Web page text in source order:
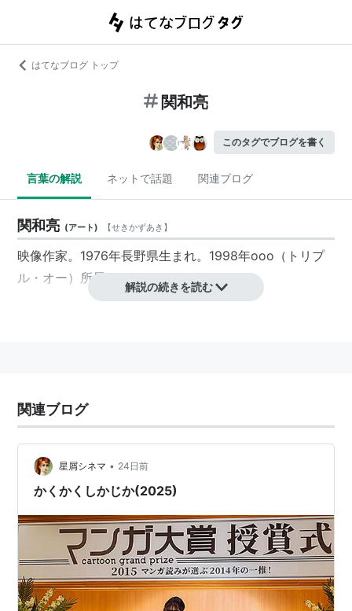
はてなブログ トップ
関和亮
このタグでブログを書く
言葉の解説 ネットで話題 関連ブログ
関和亮 (アート) 【せきかずあき 】
映像作家。1976年長野県生まれ。1998年ooo（トリプ
ル・オー）所属。
解説の続きを読む
関連ブログ
星屑シネマ • 24日前
かくかくしかじか(2025)